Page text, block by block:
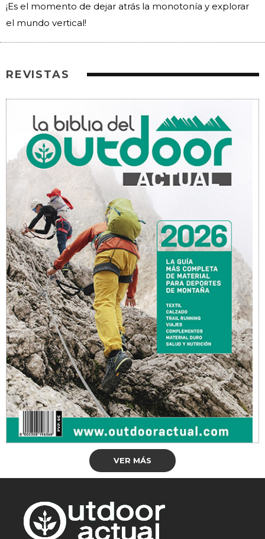
¡Es el momento de dejar atrás la monotonía y explorar
el mundo vertical!
REVISTAS
VER MÁS